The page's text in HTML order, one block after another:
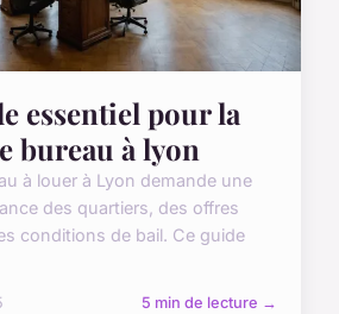
essentiel pour la
bureau à lyon
à louer à Lyon demande une
des quartiers, des offres
conditions de bail. Ce guide
5 min de lecture →